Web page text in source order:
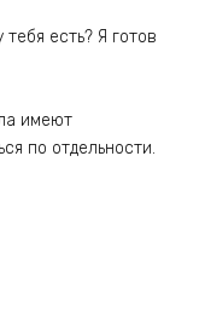
есть? Я готов
имеют
по отдельности.